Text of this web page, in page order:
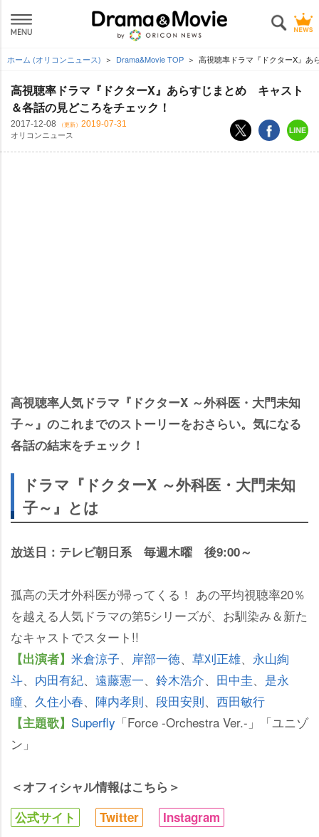
ホーム (オリコンニュース) Drama&Movie TOP 高視聴率ドラマ『ドクターX』あ
高視聴率ドラマ『ドクターX』あらすじまとめ キャスト
＆各話の見どころをチェック！
2017-12-08 （更新） 2019-07-31
オリコンニュース
高視聴率人気ドラマ『ドクターX ～外科医・大門未知
子～』のこれまでのストーリーをおさらい。気になる
各話の結末をチェック！
ドラマ『ドクターX ～外科医・大門未知
子～』とは
放送日：テレビ朝日系 毎週木曜 後9:00～
孤高の天才外科医が帰ってくる！ あの平均視聴率20％
を越える人気ドラマの第5シリーズが、お馴染み＆新た
なキャストでスタート!!
【出演者】 米倉涼子、 岸部一徳、 草刈正雄、 永山絢
斗、 内田有紀、 遠藤憲一、 鈴木浩介、 田中圭、 是永
瞳、 久住小春、 陣内孝則、 段田安則、 西田敏行
【主題歌】 Superfly 「Force -Orchestra Ver.-」「ユニゾ
ン」
＜オフィシャル情報はこちら＞
公式サイト
Twitter Instagram